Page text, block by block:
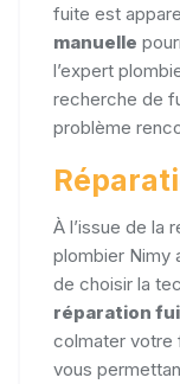
fuite est
manuelle
l’expert
recherche de
problème
À l’issue de la
plombier Nimy
de choisir la
réparation
colmater votre
vous